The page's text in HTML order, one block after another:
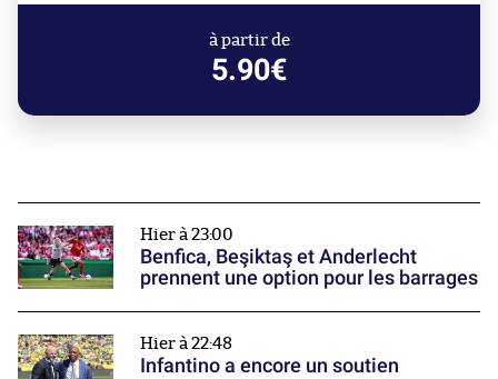
à partir de
5.90€
Hier à 23:00
Benfica, Beşiktaş et Anderlecht
prennent une option pour les barrages
Hier à 22:48
Infantino a encore un soutien